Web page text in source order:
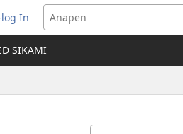
In
SIKAMI